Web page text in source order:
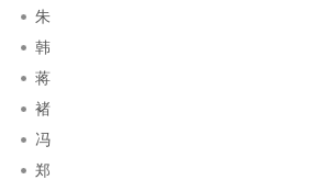
朱
韩
蒋
褚
冯
郑